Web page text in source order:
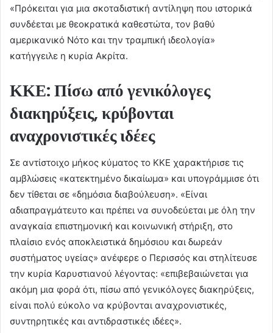
«Πρόκειται για μια σκοταδιστική αντίληψη που ιστορικά
συνδέεται με θεοκρατικά καθεστώτα, τον βαθύ
αμερικανικό Νότο και την τραμπική ιδεολογία»
κατήγγειλε η κυρία Ακρίτα.
ΚΚΕ: Πίσω από γενικόλογες
διακηρύξεις, κρύβονται
αναχρονιστικές ιδέες
Σε αντίστοιχο μήκος κύματος το ΚΚΕ χαρακτήρισε τις
αμβλώσεις «κατεκτημένο δικαίωμα» και υπογράμμισε ότι
δεν τίθεται σε «δημόσια διαβούλευση». «Είναι
αδιαπραγμάτευτο και πρέπει να συνοδεύεται με όλη την
αναγκαία επιστημονική και κοινωνική στήριξη, στο
πλαίσιο ενός αποκλειστικά δημόσιου και δωρεάν
συστήματος υγείας» ανέφερε ο Περισσός και στηλίτευσε
την κυρία Καρυστιανού λέγοντας: «επιβεβαιώνεται για
ακόμη μια φορά ότι, πίσω από γενικόλογες διακηρύξεις,
είναι πολύ εύκολο να κρύβονται αναχρονιστικές,
συντηρητικές και αντιδραστικές ιδέες».